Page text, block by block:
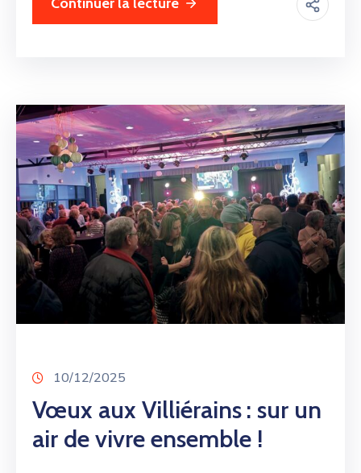
10/12/2025
Vœux aux Villiérains : sur un
air de vivre ensemble !